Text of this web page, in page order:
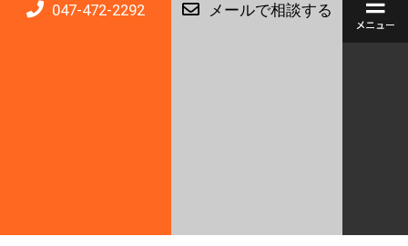
047-472-2292 メールで相談する